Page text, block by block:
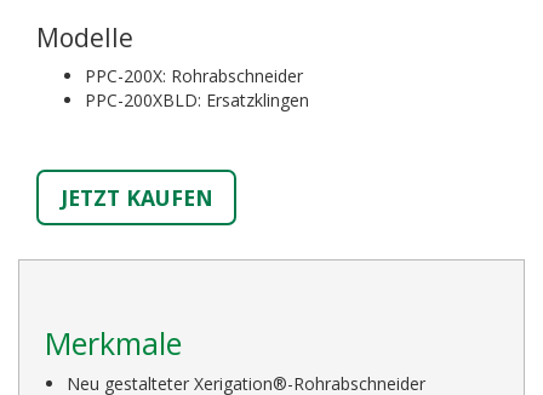
Modelle
PPC-200X: Rohrabschneider
PPC-200XBLD: Ersatzklingen
JETZT KAUFEN
Merkmale
Neu gestalteter Xerigation®-Rohrabschneider